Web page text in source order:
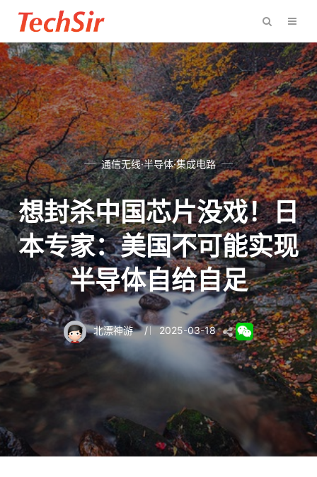
通信无线·半导体·集成电路
想封杀中国芯片没戏！日
本专家：美国不可能实现
半导体自给自足
北漂神游 / 2025-03-18